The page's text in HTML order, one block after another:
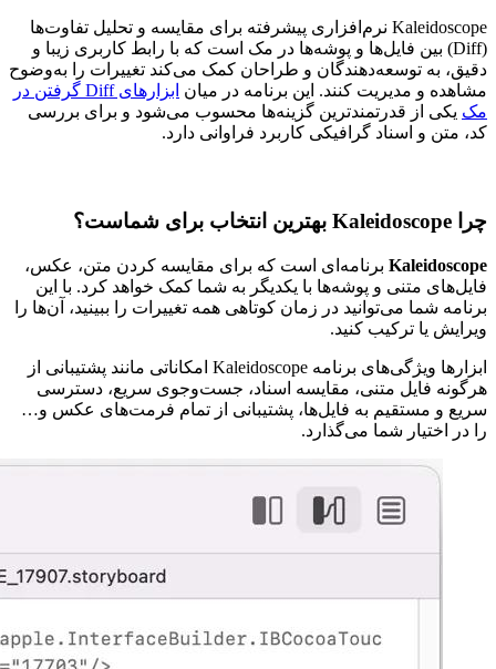
Kaleidoscope نرم‌افزاری پیشرفته برای مقایسه و تحلیل تفاوت‌ها
(Diff) بین فایل‌ها و پوشه‌ها در مک است که با رابط کاربری زیبا و
دقیق، به توسعه‌دهندگان و طراحان کمک می‌کند تغییرات را به‌وضوح
مشاهده و مدیریت کنند. این برنامه در میان
ابزارهای Diff گرفتن در
مک یکی از قدرتمندترین گزینه‌ها محسوب می‌شود و برای بررسی
کد، متن و اسناد گرافیکی کاربرد فراوانی دارد.
چرا Kaleidoscope بهترین انتخاب برای شماست؟
Kaleidoscope برنامه‌ای است که برای مقایسه کردن متن، عکس،
فایل‌های متنی و پوشه‌ها با یکدیگر به شما کمک خواهد کرد. با این
برنامه شما می‌توانید در زمان کوتاهی همه تغییرات را ببینید، آن‌ها را
ویرایش یا ترکیب کنید.
ابزارها ویژگی‌های برنامه Kaleidoscope امکاناتی مانند پشتیبانی از
هرگونه فایل متنی، مقایسه اسناد، جست‌وجوی سریع، دسترسی
سریع و مستقیم به فایل‌ها، پشتیبانی از تمام فرمت‌های عکس و…
را در اختیار شما می‌گذارد.